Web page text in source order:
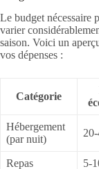
Le budget nécessaire
varier
saison. Voici un
vos dépenses :
Catégorie
Hébergement
(par nuit)
Repas 5-